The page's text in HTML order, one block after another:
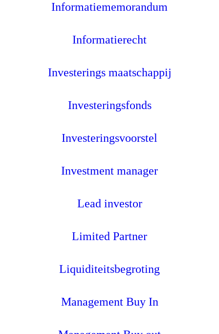
Informatiememorandum
Informatierecht
Investerings maatschappij
Investeringsfonds
Investeringsvoorstel
Investment manager
Lead investor
Limited Partner
Liquiditeitsbegroting
Management Buy In